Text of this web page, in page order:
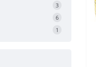
3
6
1